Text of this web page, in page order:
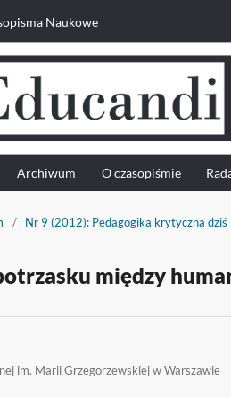
Archiwum O czasopiśmie
Naukowe
/ Nr 9 (2012): Pedagogika krytyczna dziś
między
im. Marii Grzegorzewskiej w Warszawie